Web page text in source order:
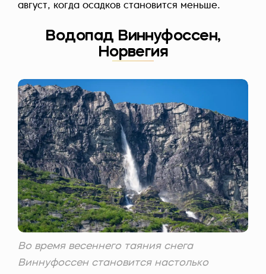
август, когда осадков становится меньше.
Водопад Виннуфоссен,
Норвегия
Во время весеннего таяния снега
Виннуфоссен становится настолько